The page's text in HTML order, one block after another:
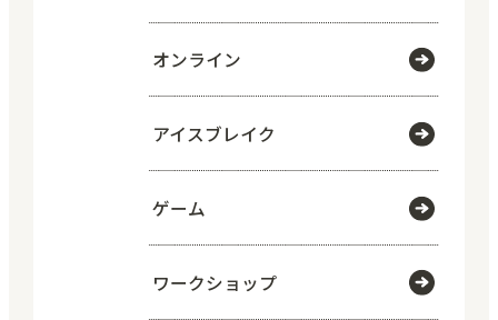
オンライン
アイスブレイク
ゲーム
ワークショップ